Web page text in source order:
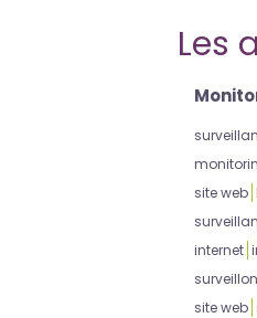
Les
site web
internet
site web